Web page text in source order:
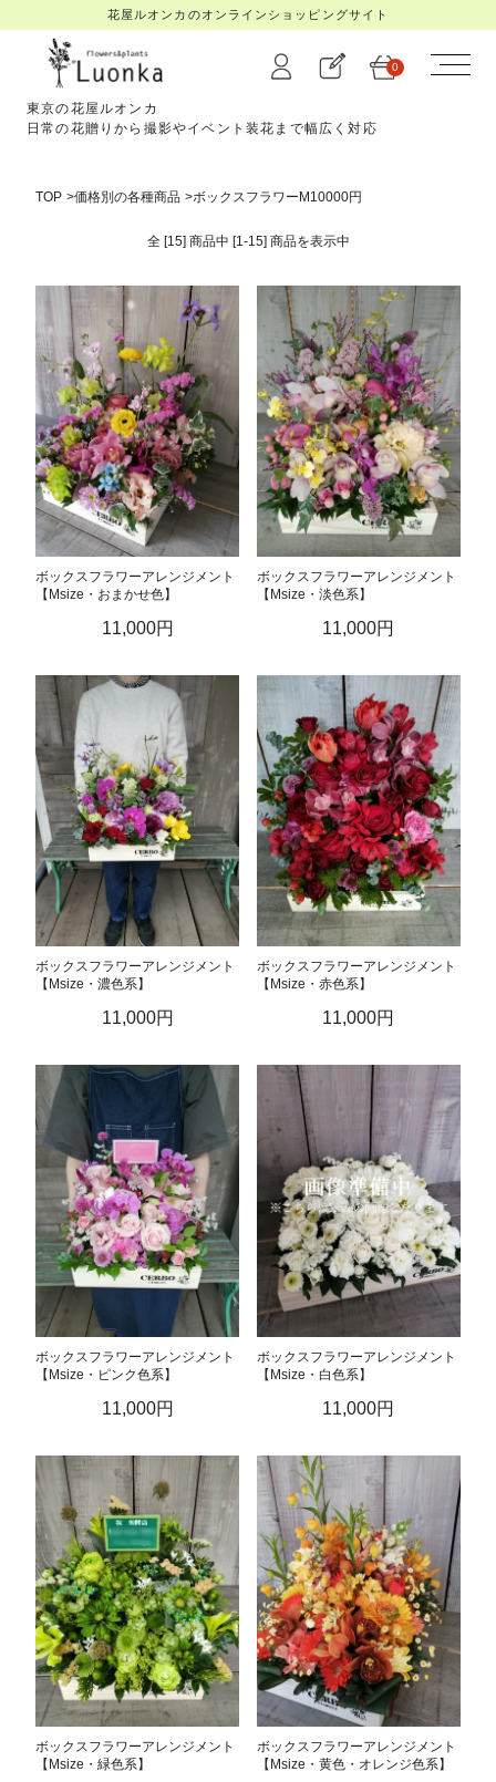
花屋ルオンカのオンラインショッピングサイト
東京の花屋ルオンカ
日常の花贈りから撮影やイベント装花まで幅広く対応
0
TOP >価格別の各種商品 >ボックスフラワーM10000円
全 [15] 商品中 [1-15] 商品を表示中
ボックスフラワーアレンジメント
【Msize・おまかせ色】
11,000円
ボックスフラワーアレンジメント
【Msize・淡色系】
11,000円
ボックスフラワーアレンジメント
【Msize・濃色系】
11,000円
ボックスフラワーアレンジメント
【Msize・赤色系】
11,000円
ボックスフラワーアレンジメント
【Msize・ピンク色系】
11,000円
ボックスフラワーアレンジメント
【Msize・白色系】
11,000円
ボックスフラワーアレンジメント
【Msize・緑色系】
ボックスフラワーアレンジメント
【Msize・黄色・オレンジ色系】